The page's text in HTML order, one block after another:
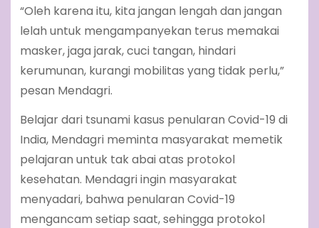
“Oleh karena itu, kita jangan lengah dan jangan
lelah untuk mengampanyekan terus memakai
masker, jaga jarak, cuci tangan, hindari
kerumunan, kurangi mobilitas yang tidak perlu,”
pesan Mendagri.
Belajar dari tsunami kasus penularan Covid-19 di
India, Mendagri meminta masyarakat memetik
pelajaran untuk tak abai atas protokol
kesehatan. Mendagri ingin masyarakat
menyadari, bahwa penularan Covid-19
mengancam setiap saat, sehingga protokol